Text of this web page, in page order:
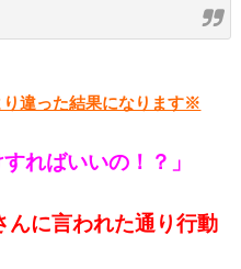
違った結果になります※
ればいいの！？」
んに言われた通り行動